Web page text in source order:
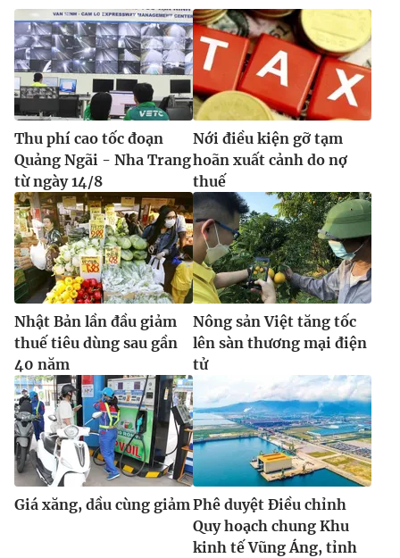
Thu phí cao tốc đoạn
Quảng Ngãi - Nha Trang
từ ngày 14/8
Nới điều kiện gỡ tạm
hoãn xuất cảnh do nợ
thuế
Nhật Bản lần đầu giảm
thuế tiêu dùng sau gần
40 năm
Nông sản Việt tăng tốc
lên sàn thương mại điện
tử
Giá xăng, dầu cùng giảm Phê duyệt Điều chỉnh
Quy hoạch chung Khu
kinh tế Vũng Áng, tỉnh